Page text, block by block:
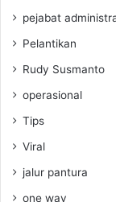
pejabat
Pelantikan
Rudy Susmanto
operasional
Tips
Viral
jalur pantura
one way